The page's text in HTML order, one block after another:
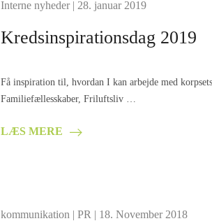
Interne nyheder| 28. januar 2019
Kredsinspirationsdag 2019
Få inspiration til, hvordan I kan arbejde med
Familiefællesskaber, Friluftsliv …
LÆS MERE
kommunikation | PR | 18. November 2018